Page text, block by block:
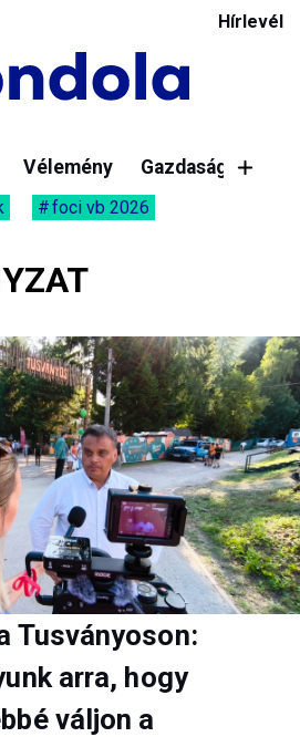
Hírlevél
Vélemény Gazdaság
foci vb 2026
Tusványoson:
arra, hogy
váljon a